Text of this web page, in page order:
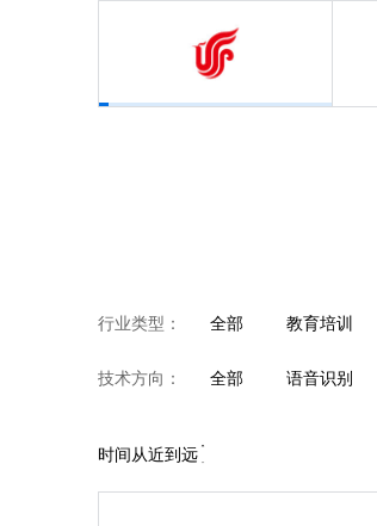
行业类型： 全部 教育培训
医疗健康
技术方向： 全部 语音识别
时间从近到远